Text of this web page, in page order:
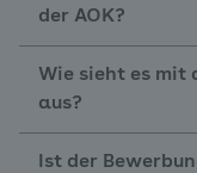
der AOK?
Wie sieht es mit
aus?
Ist der